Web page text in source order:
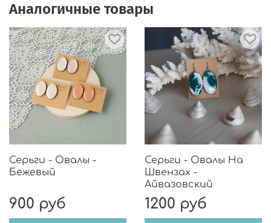
Аналогичные товары
Серьги - Овалы -
Бежевый
900 руб
Серьги - Овалы На
Швензах -
Айвазовский
1200 руб